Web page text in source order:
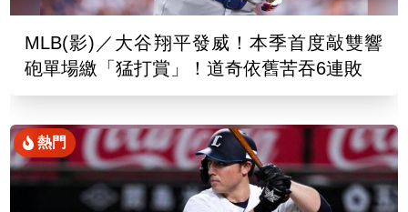
MLB(影)／大谷翔平發威！本季首度敲雙響
砲單場繳「猛打賞」！道奇依舊苦吞6連敗
熱門